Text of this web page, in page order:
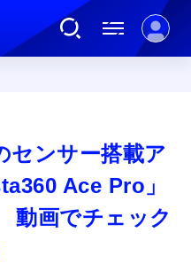
ト
センサー搭載ア
Ace Pro」
画でチェック